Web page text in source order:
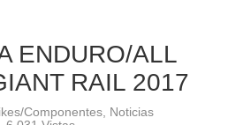
ENDURO/ALL
RAIL 2017
Componentes
Noticias